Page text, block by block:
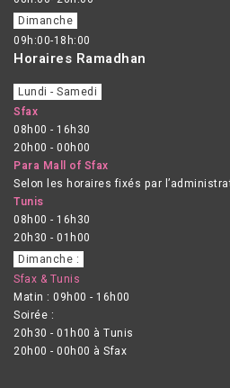
Dimanche
09h:00-18h:00
Horaires Ramadhan
Lundi - Samedi
Sfax
08h00 - 16h30
20h00 - 00h00
Para Mall of Sfax
Selon les horaires fixés par
Tunis
08h00 - 16h30
20h30 - 01h00
Dimanche :
Sfax & Tunis
Matin : 09h00 - 16h00
Soirée :
20h30 - 01h00 à Tunis
20h00 - 00h00 à Sfax